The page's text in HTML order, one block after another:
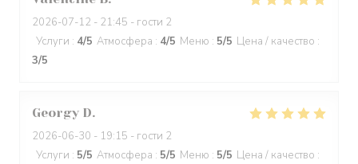
2026-07-12 - 21:45 - гости 2
Услуги : 4/5 Атмосфера : 4/5 Меню : 5/5 Цена / качество :
3/5
Georgy D
2026-06-30 - 19:15 - гости 2
Услуги : 5/5 Атмосфера : 5/5 Меню : 5/5 Цена / качество :